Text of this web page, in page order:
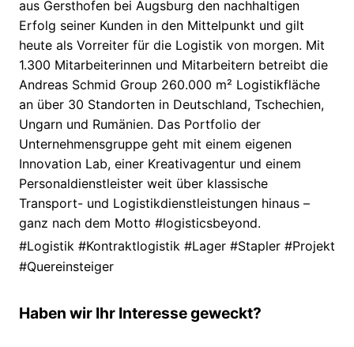
aus Gersthofen bei Augsburg den nachhaltigen
Erfolg seiner Kunden in den Mittelpunkt und gilt
heute als Vorreiter für die Logistik von morgen. Mit
1.300 Mitarbeiterinnen und Mitarbeitern betreibt die
Andreas Schmid Group 260.000 m² Logistikfläche
an über 30 Standorten in Deutschland, Tschechien,
Ungarn und Rumänien. Das Portfolio der
Unternehmensgruppe geht mit einem eigenen
Innovation Lab, einer Kreativagentur und einem
Personaldienstleister weit über klassische
Transport- und Logistikdienstleistungen hinaus –
ganz nach dem Motto #logisticsbeyond.
#Logistik #Kontraktlogistik #Lager #Stapler #Projekt
#Quereinsteiger
Haben wir Ihr Interesse geweckt?